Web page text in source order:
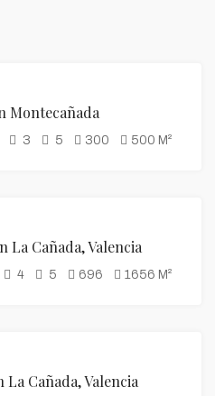
Montecañada
3 5 300 500 M²
Cañada, Valencia
4 5 696 1656 M²
Cañada, Valencia